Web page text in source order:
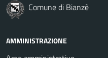
Comune di Bianzè
AMMINISTRAZIONE